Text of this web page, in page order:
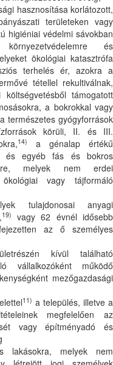
hasznosítása korlátozott,
területeken vagy
higiéniai védelmi sávokban
és
ökológiai katasztrófa
terhelés ér, azokra a
tétellel rekultiválnak,
támogatott
a bokrokkal vagy
természetes gyógyforrások
körüli, II. és III.
14)
a génalap értékű
és egyéb fás és bokros
melyek nem erdei
vagy tájformáló
tulajdonosai anyagi
19)
vagy 62 évnél idősebb
az ő személyes
kívül található
vállalkozóként működő
mezőgazdasági
11) a település, illetve a
megfelelően az
vagy építményadó és
lakásokra, melyek nem